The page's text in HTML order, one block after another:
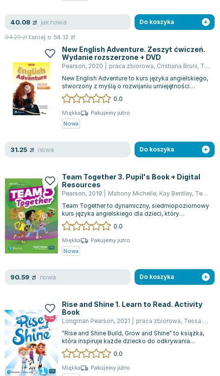
40.08 zł jak nowa
94.20złtaniej o 54.12 zł
Do koszyka
New English Adventure. Zeszyt ćwiczeń.
Wydanie rozszerzone + DVD
Pearson, 2020 praca zbiorowa, Cristiana Bruni, Tessa Lochow
New English Adventure to kurs języka angielskiego,
stworzony z myślą o rozwijaniu umiejętności
uczniów w klasach 1-3 szkoły podsta...
0.0
Miękka
Pakujemy jutro
Nowa
31.25 zł nowa Do koszyka
Team Together 3. Pupil's Book + Digital
Resources
Pearson, 2019 Mahony Michelle, Kay Bentley, Tessa Lochow
Team Together to dynamiczny, siedmiopoziomowy
kurs języka angielskiego dla dzieci, który
równocześnie rozwija umiejętności językow...
0.0
Miękka
Pakujemy jutro
Nowa
90.59 zł nowa Do koszyka
Rise and Shine 1. Learn to Read. Activity
Book
Longman Pearson, 2021 praca zbiorowa, Tessa Lochow
"Rise and Shine Build, Grow and Shine" to książka,
która inspiruje każde dziecko do odkrywania
własnego potencjału i poczucia speł...
0.0
Miękka
Pakujemy jutro